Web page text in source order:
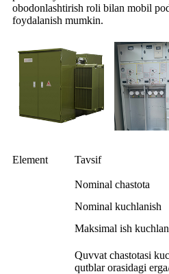
obodonlashtirish roli bilan mobil
foydalanish mumkin.
Element Tavsif
Nominal chastota
Nominal kuchlanish
Maksimal ish
Quvvat chastotasi
qutblar orasidagi